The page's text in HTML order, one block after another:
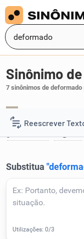
Reescrever
Corrigir Texto
Detector de IA
Sinônimo
7 sinônimos de deformado
pervertido